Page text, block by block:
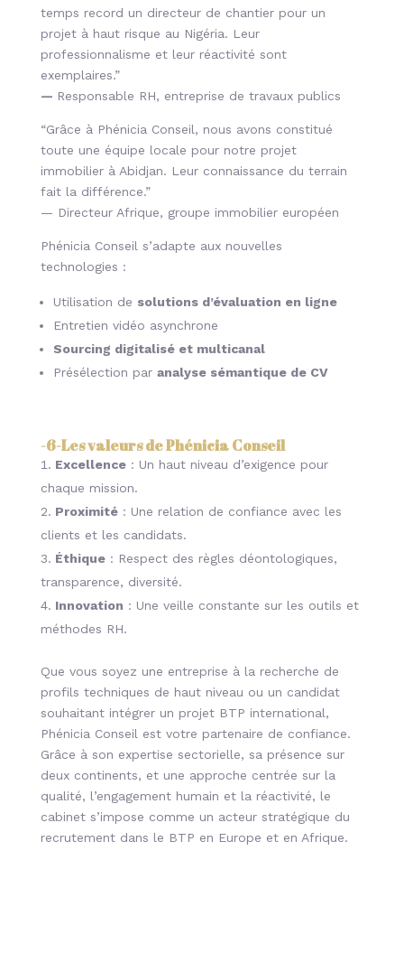
temps record un directeur de chantier pour un
projet à haut risque au Nigéria. Leur
professionnalisme et leur réactivité sont
exemplaires.”
— Responsable RH, entreprise de travaux publics
“Grâce à Phénicia Conseil, nous avons constitué
toute une équipe locale pour notre projet
immobilier à Abidjan. Leur connaissance du terrain
fait la différence.”
— Directeur Afrique, groupe immobilier européen
Phénicia Conseil s’adapte aux nouvelles
technologies :
Utilisation de solutions d’évaluation en ligne
Entretien vidéo asynchrone
Sourcing digitalisé et multicanal
Présélection par analyse sémantique de CV
-6-Les valeurs de Phénicia Conseil
Excellence: Un haut niveau d’exigence pour
chaque mission.
Proximité: Une relation de confiance avec les
clients et les candidats.
Éthique: Respect des règles déontologiques,
transparence, diversité.
Innovation : Une veille constante sur les outils et
méthodes RH.
Que vous soyez une entreprise à la recherche de
profils techniques de haut niveau ou un candidat
souhaitant intégrer un projet BTP international,
Phénicia Conseil est votre partenaire de confiance.
Grâce à son expertise sectorielle, sa présence sur
deux continents, et une approche centrée sur la
qualité, l’engagement humain et la réactivité, le
cabinet s’impose comme un acteur stratégique du
recrutement dans le BTP en Europe et en Afrique.